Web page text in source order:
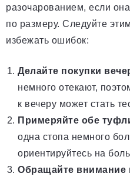
разочарованием, если
по размеру. Следуйте
избежать ошибок:
Делайте покупки
немного отекают,
к вечеру может стать
Примеряйте обе
одна стопа немного
ориентируйтесь на
Обращайте внимание